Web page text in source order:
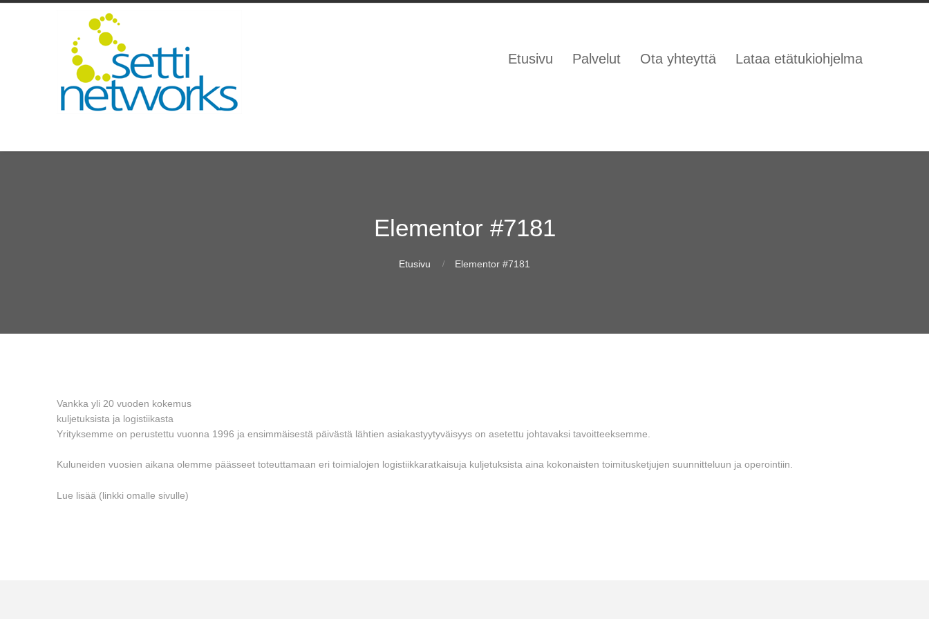
Etusivu Palvelut Ota yhteyttä Lataa etätukiohjelma
Elementor #7181
Etusivu Elementor #7181
Vankka yli 20 vuoden kokemus
kuljetuksista ja logistiikasta
Yrityksemme on perustettu vuonna 1996 ja ensimmäisestä päivästä lähtien asiakastyytyväisyys on asetettu johtavaksi tavoitteeksemme.
Kuluneiden vuosien aikana olemme päässeet toteuttamaan eri toimialojen logistiikkaratkaisuja kuljetuksista aina kokonaisten toimitusketjujen suunnitteluun ja operointiin.
Lue lisää (linkki omalle sivulle)